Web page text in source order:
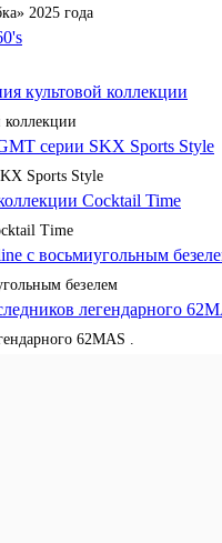
2025 года
Sports Style
Time
безелем
62MAS .